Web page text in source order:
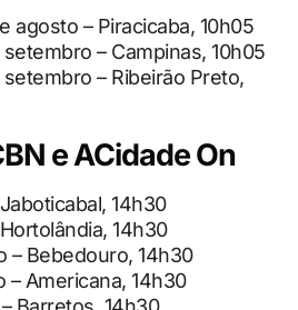
agosto – Piracicaba, 10h05
– Campinas, 10h05
– Ribeirão Preto,
e ACidade On
14h30
14h30
– Bebedouro, 14h30
Americana, 14h30